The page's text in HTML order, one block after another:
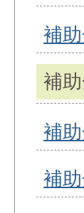
補
補
補
補